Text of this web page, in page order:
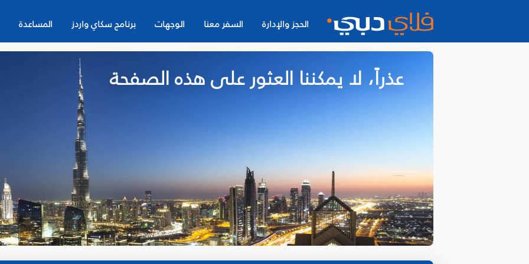
الحجز والإدارة السفر معنا الوجهات برنامج سكاي واردز المساعدة
عذراً، لا يمكننا العثور على هذه الصفحة